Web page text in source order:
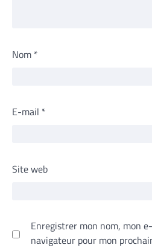
Nom *
E-mail *
Site web
Enregistrer mon nom, mon
navigateur pour mon